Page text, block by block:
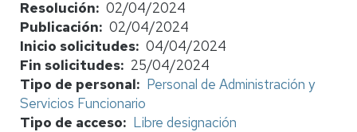
Resolución
02/04/2024
Publicación
02/04/2024
Inicio solicitudes 04/04/2024
Fin solicitudes
25/04/2024
Tipo de personal
Personal de Administración y
Servicios Funcionario
Tipo de acceso
Libre designación